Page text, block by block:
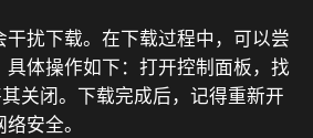
扰下载。在下载过程中，可以尝
体操作如下：打开控制面板，找
关闭。下载完成后，记得重新开
安全。